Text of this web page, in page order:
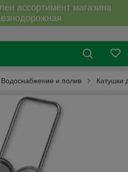
ассортимент магазина
Водоснабжение и полив Катушки